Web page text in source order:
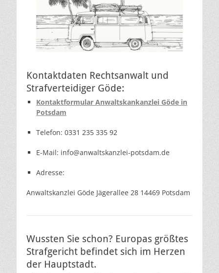
Kontaktdaten Rechtsanwalt und
Strafverteidiger Göde:
Kontaktformular Anwaltskankanzlei Göde in
Potsdam
Telefon: 0331 235 335 92
E-Mail: info@anwaltskanzlei-potsdam.de
Adresse:
Anwaltskanzlei Göde Jägerallee 28 14469 Potsdam
Wussten Sie schon? Europas größtes
Strafgericht befindet sich im Herzen
der Hauptstadt.